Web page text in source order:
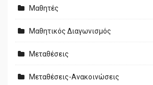
Μαθητές
Μαθητικός Διαγωνισμός
Μεταθέσεις
Μεταθέσεις-Ανακοινώσεις